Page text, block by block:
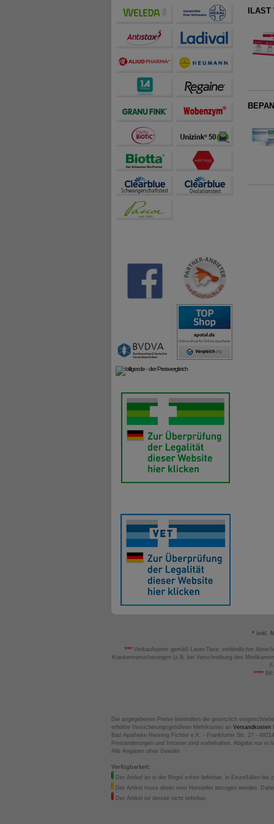
indem
den
Nach
wurde
werden.
* inkl.
*** Verkaufspreis gemäß Lauer-Taxe; verbindlicher
Krankenversicherungen (z.B. bei Verschreibung des
****
Die angegebenen Preise beinhalten die gesetzlich
erhöhte Versicherungsgebühren Mehrkosten an Versandkosten
Bad Apotheke Henning Fichter e.K. - Frankfurter Str. 27 -
Preisänderungen und Irrtümer sind vorbehalten. Abgabe nur in
Alle Angaben ohne Gewähr.
Verfügbarkeit:
Der Artikel ist in der Regel sofort lieferbar, in Einzelfällen bis
Der Artikel muss direkt vom Hersteller bezogen werden.
Der Artikel ist derzeit nicht lieferbar.